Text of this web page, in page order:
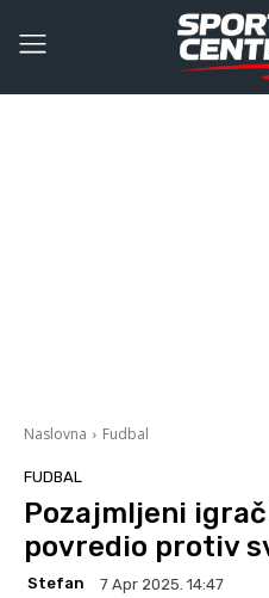
Naslovna Fudbal
FUDBAL
Pozajmljeni
povredio protiv
Stefan 7 Apr 2025. 14:47